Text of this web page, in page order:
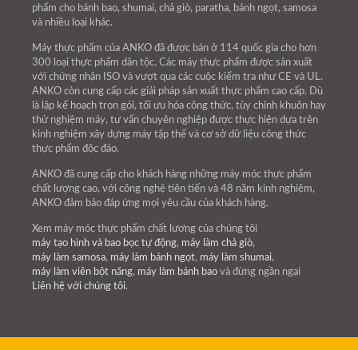
phẩm cho bánh bao, shumai, chả giò, paratha, bánh ngọt, samosa
và nhiều loại khác.
Máy thực phẩm của ANKO đã được bán ở 114 quốc gia cho hơn
300 loại thực phẩm dân tộc. Các máy thực phẩm được sản xuất
với chứng nhận ISO và vượt qua các cuộc kiểm tra như CE và UL.
ANKO còn cung cấp các giải pháp sản xuất thực phẩm cao cấp. Dù
là lập kế hoạch trọn gói, tối ưu hóa công thức, tùy chỉnh khuôn hay
thử nghiệm máy, tư vấn chuyên nghiệp được thực hiện dựa trên
kinh nghiệm xây dựng máy tập thể và cơ sở dữ liệu công thức
thực phẩm độc đáo.
ANKO đã cung cấp cho khách hàng những máy móc thực phẩm
chất lượng cao, với công nghệ tiên tiến và 48 năm kinh nghiệm,
ANKO đảm bảo đáp ứng mọi yêu cầu của khách hàng.
Xem máy móc thực phẩm chất lượng của chúng tôi
máy tạo hình và bao bọc tự động, máy làm chả giò,
máy làm samosa, máy làm bánh ngọt, máy làm shumai,
máy làm viên bột năng, máy làm bánh bao và đừng ngần ngại
Liên hệ với chúng tôi.